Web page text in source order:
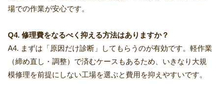
場での作業が安心です。
Q4. 修理費をなるべく抑える方法はありますか？
A4. まずは「原因だけ診断」してもらうのが有効です。軽作業
（締め直し・調整）で済むケースもあるため、いきなり大規
模修理を前提にしない工場を選ぶと費用を抑えやすいです。